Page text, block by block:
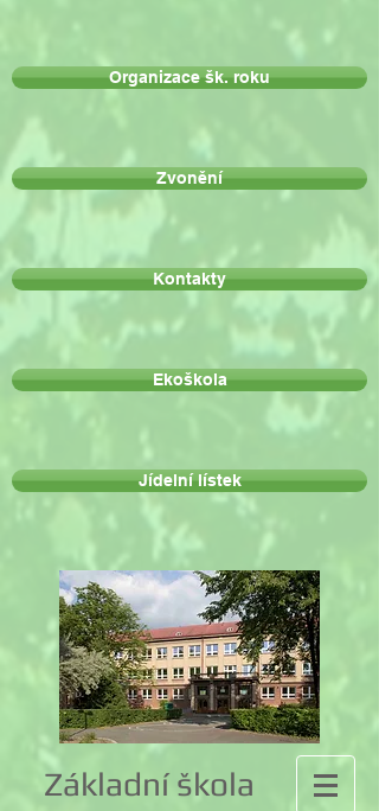
Organizace šk. roku
Zvonění
Kontakty
Ekoškola
Jídelní lístek
Základní škola